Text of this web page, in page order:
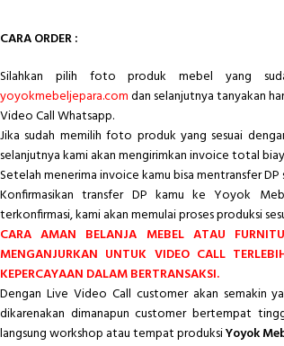
CARA ORDER :
Silahkan pilih foto produk mebel yang
yoyokmebeljepara.comdan selanjutnya tanyakan
Video Call Whatsapp.
Jika sudah memilih foto produk yang sesuai
selanjutnya kami akan mengirimkan invoice total
Setelah menerima invoice kamu bisa mentransfer
Konfirmasikan transfer DP kamu ke Yoyok
terkonfirmasi, kami akan memulai proses produksi
CARA AMAN BELANJA MEBEL ATAU
MENGANJURKAN UNTUK VIDEO CALL
KEPERCAYAAN DALAM BERTRANSAKSI.
Dengan Live Video Call customer akan semakin
dikarenakan dimanapun customer bertempat
langsung workshop atau tempat produksiYoyok